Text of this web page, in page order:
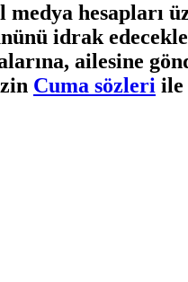
hesapları
idrak
ailesine
Cuma sözleri ile